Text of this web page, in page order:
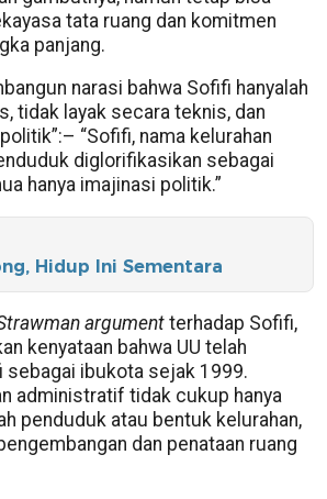
tata ruang dan komitmen
panjang.
narasi bahwa Sofifi hanyalah
tidak layak secara teknis, dan
“Sofifi, nama kelurahan
diglorifikasikan sebagai
hanya imajinasi politik.”
Hidup Ini Sementara
argument terhadap Sofifi,
kenyataan bahwa UU telah
sebagai ibukota sejak 1999.
administratif tidak cukup hanya
penduduk atau bentuk kelurahan,
dan penataan ruang